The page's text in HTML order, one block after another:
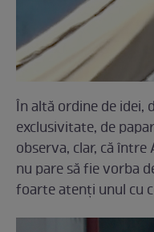
În altă ordine de idei,
exclusivitate, de
observa, clar, că
nu pare să fie vorba
foarte atenți unul cu